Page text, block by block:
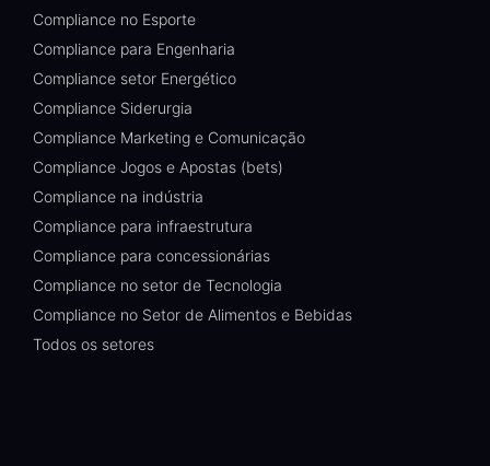
Compliance no Esporte
Compliance para Engenharia
Compliance setor Energético
Compliance Siderurgia
Compliance Marketing e Comunicação
Compliance Jogos e Apostas (bets)
Compliance na indústria
Compliance para infraestrutura
Compliance para concessionárias
Compliance no setor de Tecnologia
Compliance no Setor de Alimentos e Bebidas
Todos os setores